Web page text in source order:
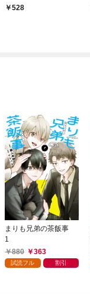
528
まりも兄弟の茶飯事
1
880
363
試読フル 割引